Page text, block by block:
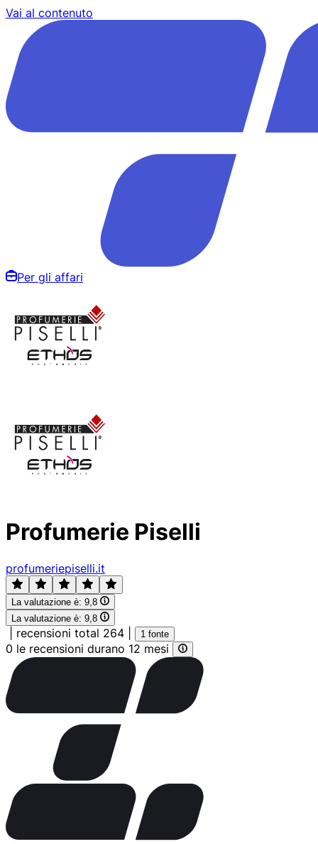
Vai al contenuto
Per gli affari
Profumerie Piselli
profumeriepiselli.it
La valutazione è: 9,8
La valutazione è: 9,8
recensioni total 264 1 fonte
0 le recensioni durano 12 mesi